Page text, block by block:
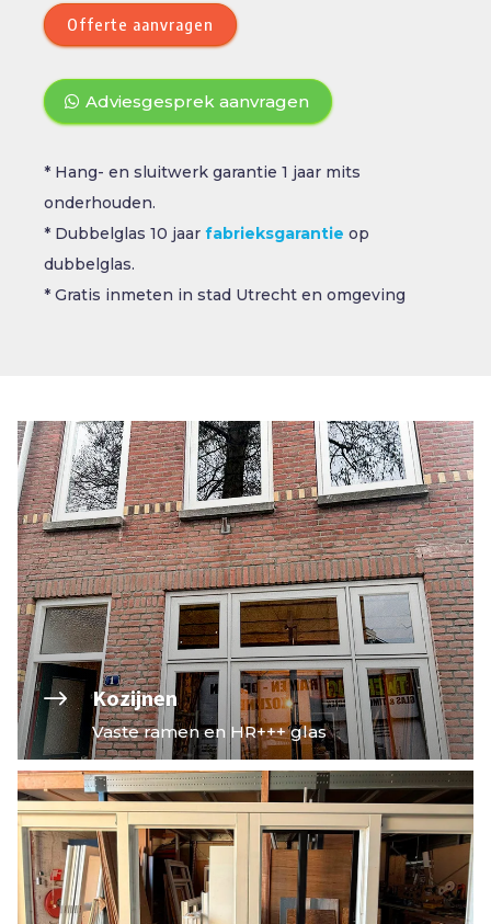
Offerte aanvragen
Adviesgesprek aanvragen
* Hang- en sluitwerk garantie 1 jaar mits
onderhouden.
* Dubbelglas 10 jaar fabrieksgarantie op
dubbelglas.
* Gratis inmeten in stad Utrecht en omgeving
$ Kozijnen
Vaste ramen en HR+++ glas